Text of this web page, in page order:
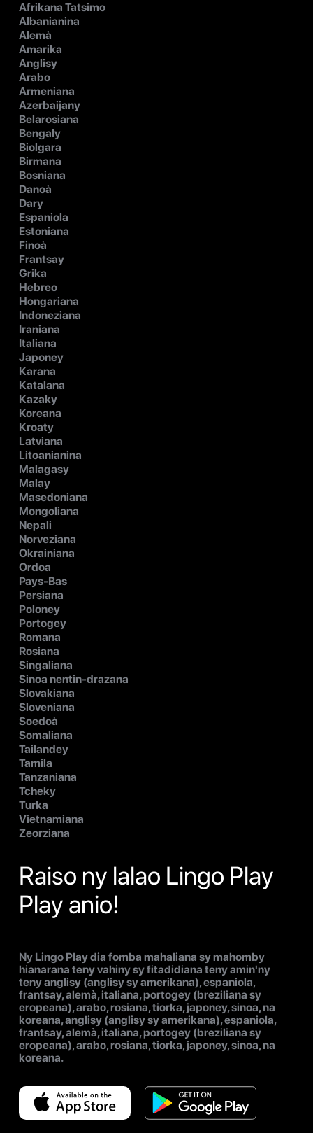
Afrikana Tatsimo
Albanianina
Alemà
Amarika
Anglisy
Arabo
Armeniana
Azerbaijany
Belarosiana
Bengaly
Biolgara
Birmana
Bosniana
Danoà
Dary
Espaniola
Estoniana
Finoà
Frantsay
Grika
Hebreo
Hongariana
Indoneziana
Iraniana
Italiana
Japoney
Karana
Katalana
Kazaky
Koreana
Kroaty
Latviana
Litoanianina
Malagasy
Malay
Masedoniana
Mongoliana
Nepali
Norveziana
Okrainiana
Ordoa
Pays-Bas
Persiana
Poloney
Portogey
Romana
Rosiana
Singaliana
Sinoa nentin-drazana
Slovakiana
Sloveniana
Soedoà
Somaliana
Tailandey
Tamila
Tanzaniana
Tcheky
Turka
Vietnamiana
Zeorziana
Raiso ny lalao Lingo Play
Play anio!
Ny Lingo Play dia fomba mahaliana sy mahomby
hianarana teny vahiny sy fitadidiana teny amin'ny
teny anglisy (anglisy sy amerikana), espaniola,
frantsay, alemà, italiana, portogey (breziliana sy
eropeana), arabo, rosiana, tiorka, japoney, sinoa, na
koreana, anglisy (anglisy sy amerikana), espaniola,
frantsay, alemà, italiana, portogey (breziliana sy
eropeana), arabo, rosiana, tiorka, japoney, sinoa, na
koreana.